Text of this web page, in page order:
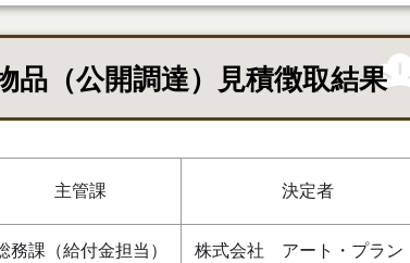
（公開調達）見積徴取結果
主管課 決定者
務課（給付金担当） 株式会社 アート・プラン